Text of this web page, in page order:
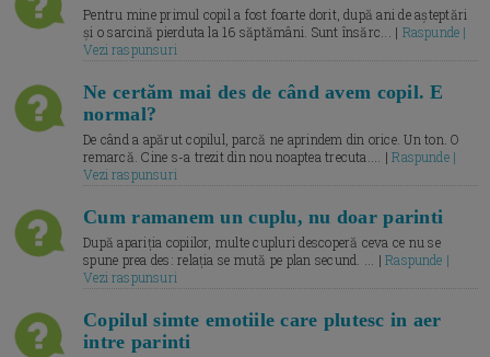
Pentru mine primul copil a fost foarte dorit, după ani de așteptări
și o sarcină pierduta la 16 săptămâni. Sunt însărc... | Raspunde |
Vezi raspunsuri
Ne certăm mai des de când avem copil. E
normal?
De când a apărut copilul, parcă ne aprindem din orice. Un ton. O
remarcă. Cine s-a trezit din nou noaptea trecuta.... |Raspunde |
Vezi raspunsuri
Cum ramanem un cuplu, nu doar parinti
După apariția copiilor, multe cupluri descoperă ceva ce nu se
spune prea des: relația se mută pe plan secund. ... |Raspunde |
Vezi raspunsuri
Copilul simte emotiile care plutesc in aer
intre parinti